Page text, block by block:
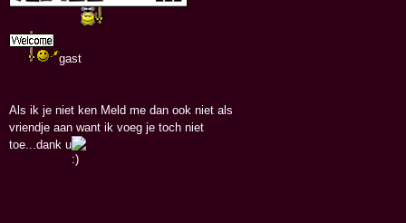
gast
Als ik je niet ken Meld me dan ook niet als
vriendje aan want ik voeg je toch niet
toe...dank u